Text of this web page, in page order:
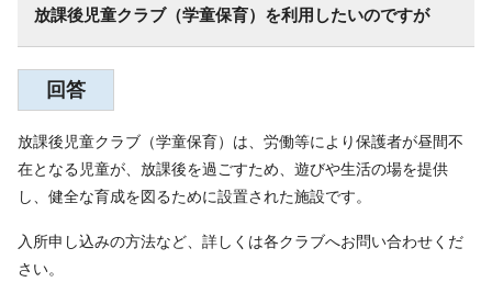
放課後児童クラブ（学童保育）を利用したいのですが
回答
放課後児童クラブ（学童保育）は、労働等により保護者が昼間不
在となる児童が、放課後を過ごすため、遊びや生活の場を提供
し、健全な育成を図るために設置された施設です。
入所申し込みの方法など、詳しくは各クラブへお問い合わせくだ
さい。